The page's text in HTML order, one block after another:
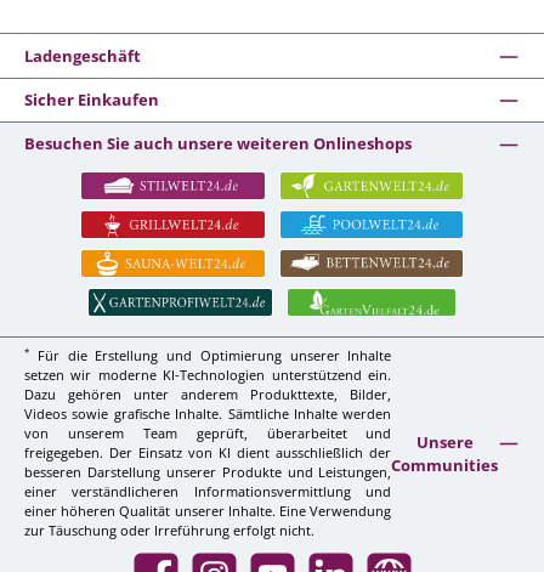
Ladengeschäft
Sicher Einkaufen
Besuchen Sie auch unsere weiteren Onlineshops
*
Für die Erstellung und Optimierung unserer Inhalte
setzen wir moderne KI-Technologien unterstützend ein.
Dazu gehören unter anderem Produkttexte, Bilder,
Videos sowie grafische Inhalte. Sämtliche Inhalte werden
von unserem Team geprüft, überarbeitet und
freigegeben. Der Einsatz von KI dient ausschließlich der
besseren Darstellung unserer Produkte und Leistungen,
einer verständlicheren Informationsvermittlung und
einer höheren Qualität unserer Inhalte. Eine Verwendung
zur Täuschung oder Irreführung erfolgt nicht.
Unsere
Communities